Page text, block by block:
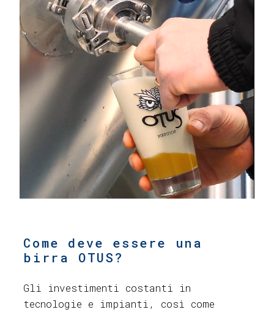
Come deve essere una
birra OTUS?
Gli investimenti costanti in
tecnologie e impianti, così come